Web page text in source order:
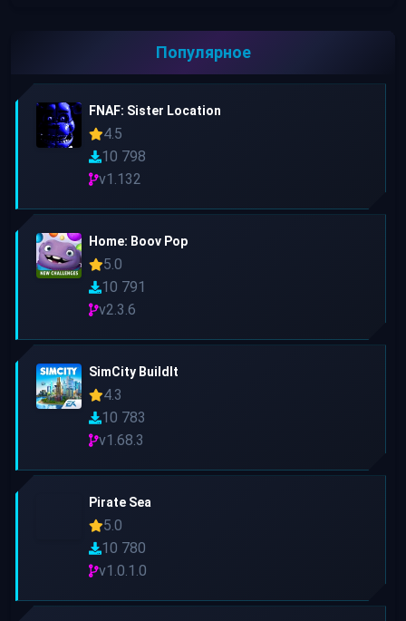
Популярное
FNAF: Sister Location
4.5
10 798
v1.132
Home: Boov Pop
5.0
10 791
v2.3.6
SimCity BuildIt
4.3
10 783
v1.68.3
Pirate Sea
5.0
10 780
v1.0.1.0